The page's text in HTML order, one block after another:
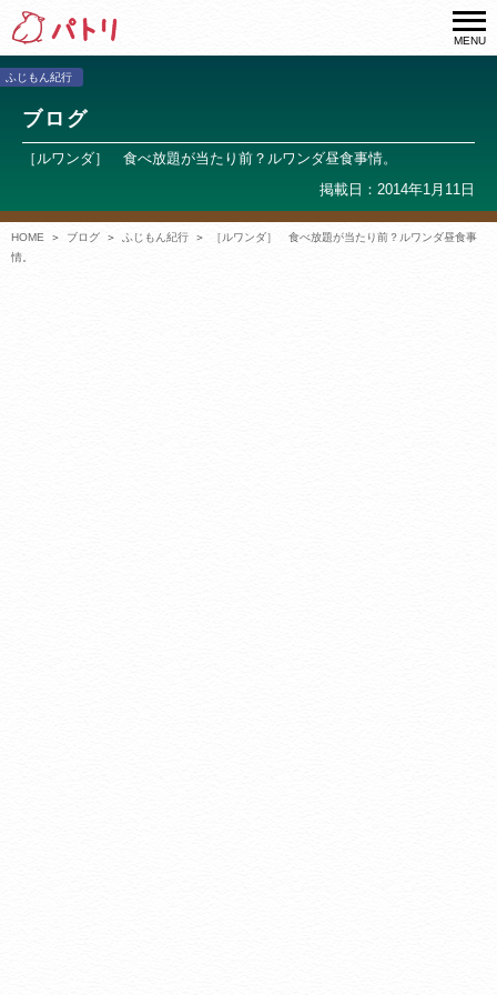
MENU
ふじもん紀行
ブログ
［ルワンダ］ 食べ放題が当たり前？ルワンダ昼食事情。
掲載日：2014年1月11日
HOME ブログ ふじもん紀行
［ルワンダ］ 食べ放題が当たり前？ルワンダ昼食事
情。